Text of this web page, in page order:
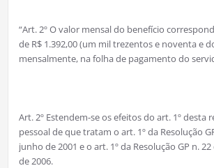
“Art. 2º O valor mensal do benefício
de R$ 1.392,00 (um mil trezentos e noventa e
mensalmente, na folha de pagamento do
Art. 2º Estendem-se os efeitos do art. 1º desta
pessoal de que tratam o art. 1º da Resolução
junho de 2001 e o art. 1º da Resolução GP n.
de 2006.